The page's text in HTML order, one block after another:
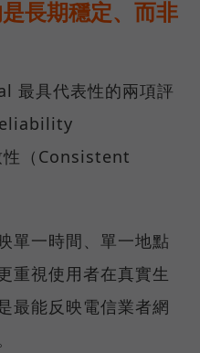
長期穩定、而非
最具代表性的兩項評
性（Consistent
單一時間、單一地點
重視使用者在真實生
最能反映電信業者網